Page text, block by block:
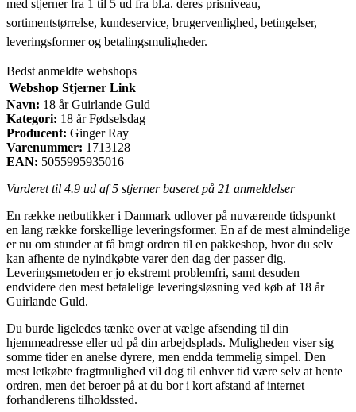
med stjerner fra 1 til 5 ud fra bl.a. deres prisniveau,
sortimentstørrelse, kundeservice, brugervenlighed, betingelser,
leveringsformer og betalingsmuligheder.
Bedst anmeldte webshops
Webshop Stjerner Link
Navn: 18 år Guirlande Guld
Kategori: 18 år Fødselsdag
Producent: Ginger Ray
Varenummer: 1713128
EAN: 5055995935016
Vurderet til 4.9 ud af 5 stjerner baseret på 21 anmeldelser
En række netbutikker i Danmark udlover på nuværende tidspunkt
en lang række forskellige leveringsformer. En af de mest almindelige
er nu om stunder at få bragt ordren til en pakkeshop, hvor du selv
kan afhente de nyindkøbte varer den dag der passer dig.
Leveringsmetoden er jo ekstremt problemfri, samt desuden
endvidere den mest betalelige leveringsløsning ved køb af 18 år
Guirlande Guld.
Du burde ligeledes tænke over at vælge afsending til din
hjemmeadresse eller ud på din arbejdsplads. Muligheden viser sig
somme tider en anelse dyrere, men endda temmelig simpel. Den
mest letkøbte fragtmulighed vil dog til enhver tid være selv at hente
ordren, men det beroer på at du bor i kort afstand af internet
forhandlerens tilholdssted.